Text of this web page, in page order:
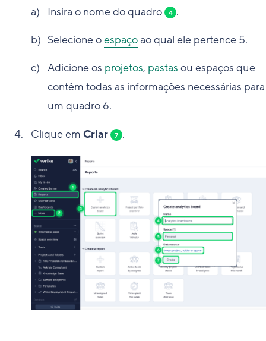
Insira o nome do quadro
4 .
Selecione oespaçoao qual ele pertence 5.
Adicione os projetos, pastas ou espaços que
contêm todas as informações necessárias
um quadro 6.
Clique em Criar 7 .